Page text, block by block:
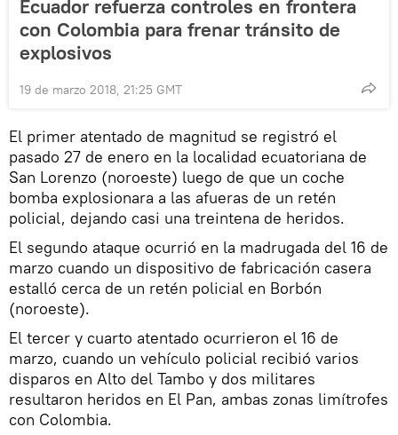
Ecuador refuerza controles en frontera
con Colombia para frenar tránsito de
explosivos
19 de marzo 2018, 21:25 GMT
El primer atentado de magnitud se registró el
pasado 27 de enero en la localidad ecuatoriana de
San Lorenzo (noroeste) luego de que un coche
bomba explosionara a las afueras de un retén
policial, dejando casi una treintena de heridos.
El segundo ataque ocurrió en la madrugada del 16 de
marzo cuando un dispositivo de fabricación casera
estalló cerca de un retén policial en Borbón
(noroeste).
El tercer y cuarto atentado ocurrieron el 16 de
marzo, cuando un vehículo policial recibió varios
disparos en Alto del Tambo y dos militares
resultaron heridos en El Pan, ambas zonas limítrofes
con Colombia.